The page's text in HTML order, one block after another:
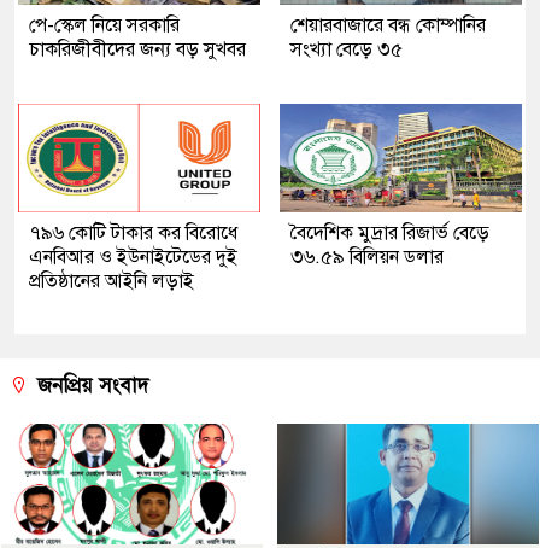
পে-স্কেল নিয়ে সরকারি
চাকরিজীবীদের জন্য বড় সুখবর
শেয়ারবাজারে বন্ধ কোম্পানির
সংখ্যা বেড়ে ৩৫
৭৯৬ কোটি টাকার কর বিরোধে
এনবিআর ও ইউনাইটেডের দুই
প্রতিষ্ঠানের আইনি লড়াই
বৈদেশিক মুদ্রার রিজার্ভ বেড়ে
৩৬.৫৯ বিলিয়ন ডলার
জনপ্রিয় সংবাদ